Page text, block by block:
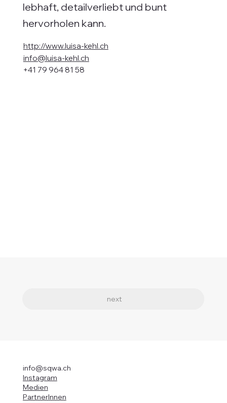
lebhaft, detailverliebt und bunt
hervorholen kann.
http://www.luisa-kehl.ch
info@luisa-kehl.ch
+41 79 964 81 58
previous
next
info@sqwa.ch
Instagram
Medien
PartnerInnen